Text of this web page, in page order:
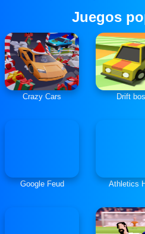
Juegos
Crazy Cars Drift
Google Feud Athletics